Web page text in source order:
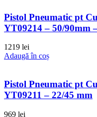
Pistol Pneumatic pt
YT09214 – 50/90mm
1219 lei
Adaugă în coș
Pistol Pneumatic pt
YT09211 – 22/45 mm
969 lei